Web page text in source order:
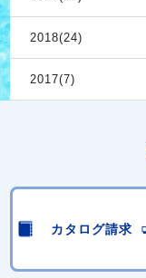
2018(24)
2017(7)
カタログ請求